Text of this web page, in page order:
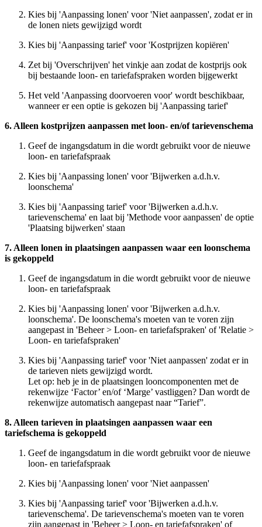
Kies bij 'Aanpassing lonen' voor 'Niet aanpassen', zodat er in
de lonen niets gewijzigd wordt
Kies bij 'Aanpassing tarief' voor 'Kostprijzen kopiëren'
Zet bij 'Overschrijven' het vinkje aan zodat de kostprijs ook
bij bestaande loon- en tariefafspraken worden bijgewerkt
Het veld 'Aanpassing doorvoeren voor' wordt beschikbaar,
wanneer er een optie is gekozen bij 'Aanpassing tarief'
6. Alleen kostprijzen aanpassen met loon- en/of tarievenschema
Geef de ingangsdatum in die wordt gebruikt voor de nieuwe
loon- en tariefafspraak
Kies bij 'Aanpassing lonen' voor 'Bijwerken a.d.h.v.
loonschema'
Kies bij 'Aanpassing tarief' voor 'Bijwerken a.d.h.v.
tarievenschema' en laat bij 'Methode voor aanpassen' de optie
'Plaatsing bijwerken' staan
7. Alleen lonen in plaatsingen aanpassen waar een loonschema
is gekoppeld
Geef de ingangsdatum in die wordt gebruikt voor de nieuwe
loon- en tariefafspraak
Kies bij 'Aanpassing lonen' voor 'Bijwerken a.d.h.v.
loonschema'. De loonschema's moeten van te voren zijn
aangepast in 'Beheer > Loon- en tariefafspraken' of 'Relatie >
Loon- en tariefafspraken'
Kies bij 'Aanpassing tarief' voor 'Niet aanpassen' zodat er in
de tarieven niets gewijzigd wordt.
Let op: heb je in de plaatsingen looncomponenten met de
rekenwijze ‘Factor’ en/of ‘Marge’ vastliggen? Dan wordt de
rekenwijze automatisch aangepast naar “Tarief”.
8. Alleen tarieven in plaatsingen aanpassen waar een
tariefschema is gekoppeld
Geef de ingangsdatum in die wordt gebruikt voor de nieuwe
loon- en tariefafspraak
Kies bij 'Aanpassing lonen' voor 'Niet aanpassen'
Kies bij 'Aanpassing tarief' voor 'Bijwerken a.d.h.v.
tarievenschema'. De tarievenschema's moeten van te voren
zijn aangepast in 'Beheer > Loon- en tariefafspraken' of